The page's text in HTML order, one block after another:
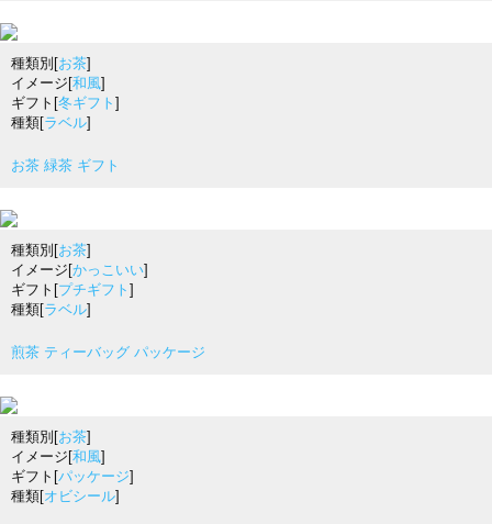
種類別[お茶]
イメージ[和風]
ギフト[冬ギフト ]
種類[ラベル]
お茶 緑茶 ギフト
種類別[お茶]
イメージ[かっこいい]
ギフト[プチギフト ]
種類[ラベル]
煎茶 ティーバッグ パッケージ
種類別[お茶]
イメージ[和風]
ギフト[パッケージ]
種類[オビシール]